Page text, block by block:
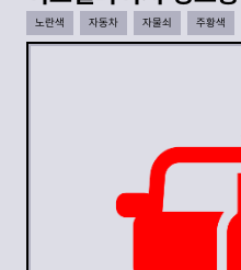
노란색 자동차 자물쇠 주황색